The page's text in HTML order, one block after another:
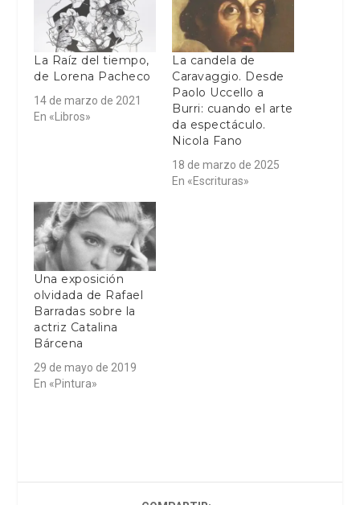
La Raíz del tiempo,
de Lorena Pacheco
14 de marzo de 2021
En «Libros»
La candela de
Caravaggio. Desde
Paolo Uccello a
Burri: cuando el arte
da espectáculo.
Nicola Fano
18 de marzo de 2025
En «Escrituras»
Una exposición
olvidada de Rafael
Barradas sobre la
actriz Catalina
Bárcena
29 de mayo de 2019
En «Pintura»